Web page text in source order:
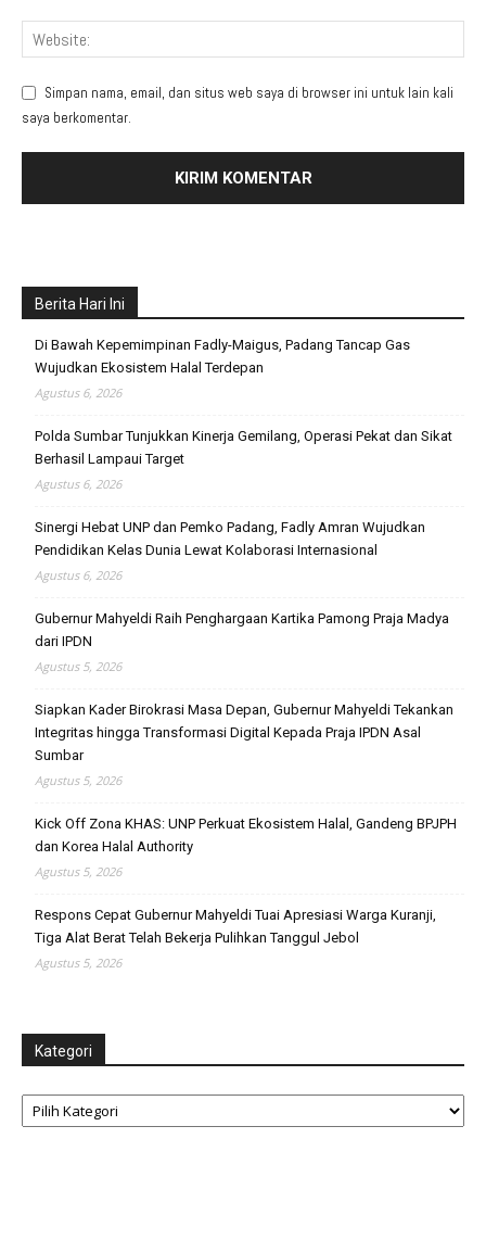
Simpan nama, email, dan situs web saya di browser ini untuk lain kali
saya berkomentar.
Berita Hari Ini
Di Bawah Kepemimpinan Fadly-Maigus, Padang Tancap Gas
Wujudkan Ekosistem Halal Terdepan
Agustus 6, 2026
Polda Sumbar Tunjukkan Kinerja Gemilang, Operasi Pekat dan Sikat
Berhasil Lampaui Target
Agustus 6, 2026
Sinergi Hebat UNP dan Pemko Padang, Fadly Amran Wujudkan
Pendidikan Kelas Dunia Lewat Kolaborasi Internasional
Agustus 6, 2026
Gubernur Mahyeldi Raih Penghargaan Kartika Pamong Praja Madya
dari IPDN
Agustus 5, 2026
Siapkan Kader Birokrasi Masa Depan, Gubernur Mahyeldi Tekankan
Integritas hingga Transformasi Digital Kepada Praja IPDN Asal
Sumbar
Agustus 5, 2026
Kick Off Zona KHAS: UNP Perkuat Ekosistem Halal, Gandeng BPJPH
dan Korea Halal Authority
Agustus 5, 2026
Respons Cepat Gubernur Mahyeldi Tuai Apresiasi Warga Kuranji,
Tiga Alat Berat Telah Bekerja Pulihkan Tanggul Jebol
Agustus 5, 2026
Kategori